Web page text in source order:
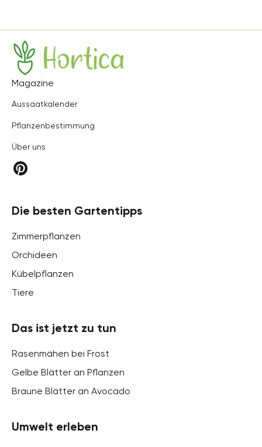
Hortica
Magazine
Aussaatkalender
Pflanzenbestimmung
Über uns
Die besten Gartentipps
Zimmerpflanzen
Orchideen
Kübelpflanzen
Tiere
Das ist jetzt zu tun
Rasenmähen bei Frost
Gelbe Blätter an Pflanzen
Braune Blätter an Avocado
Umwelt erleben